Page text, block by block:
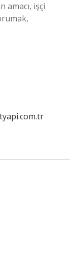
amacı, işçi